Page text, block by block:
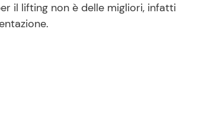
il lifting non è delle migliori, infatti